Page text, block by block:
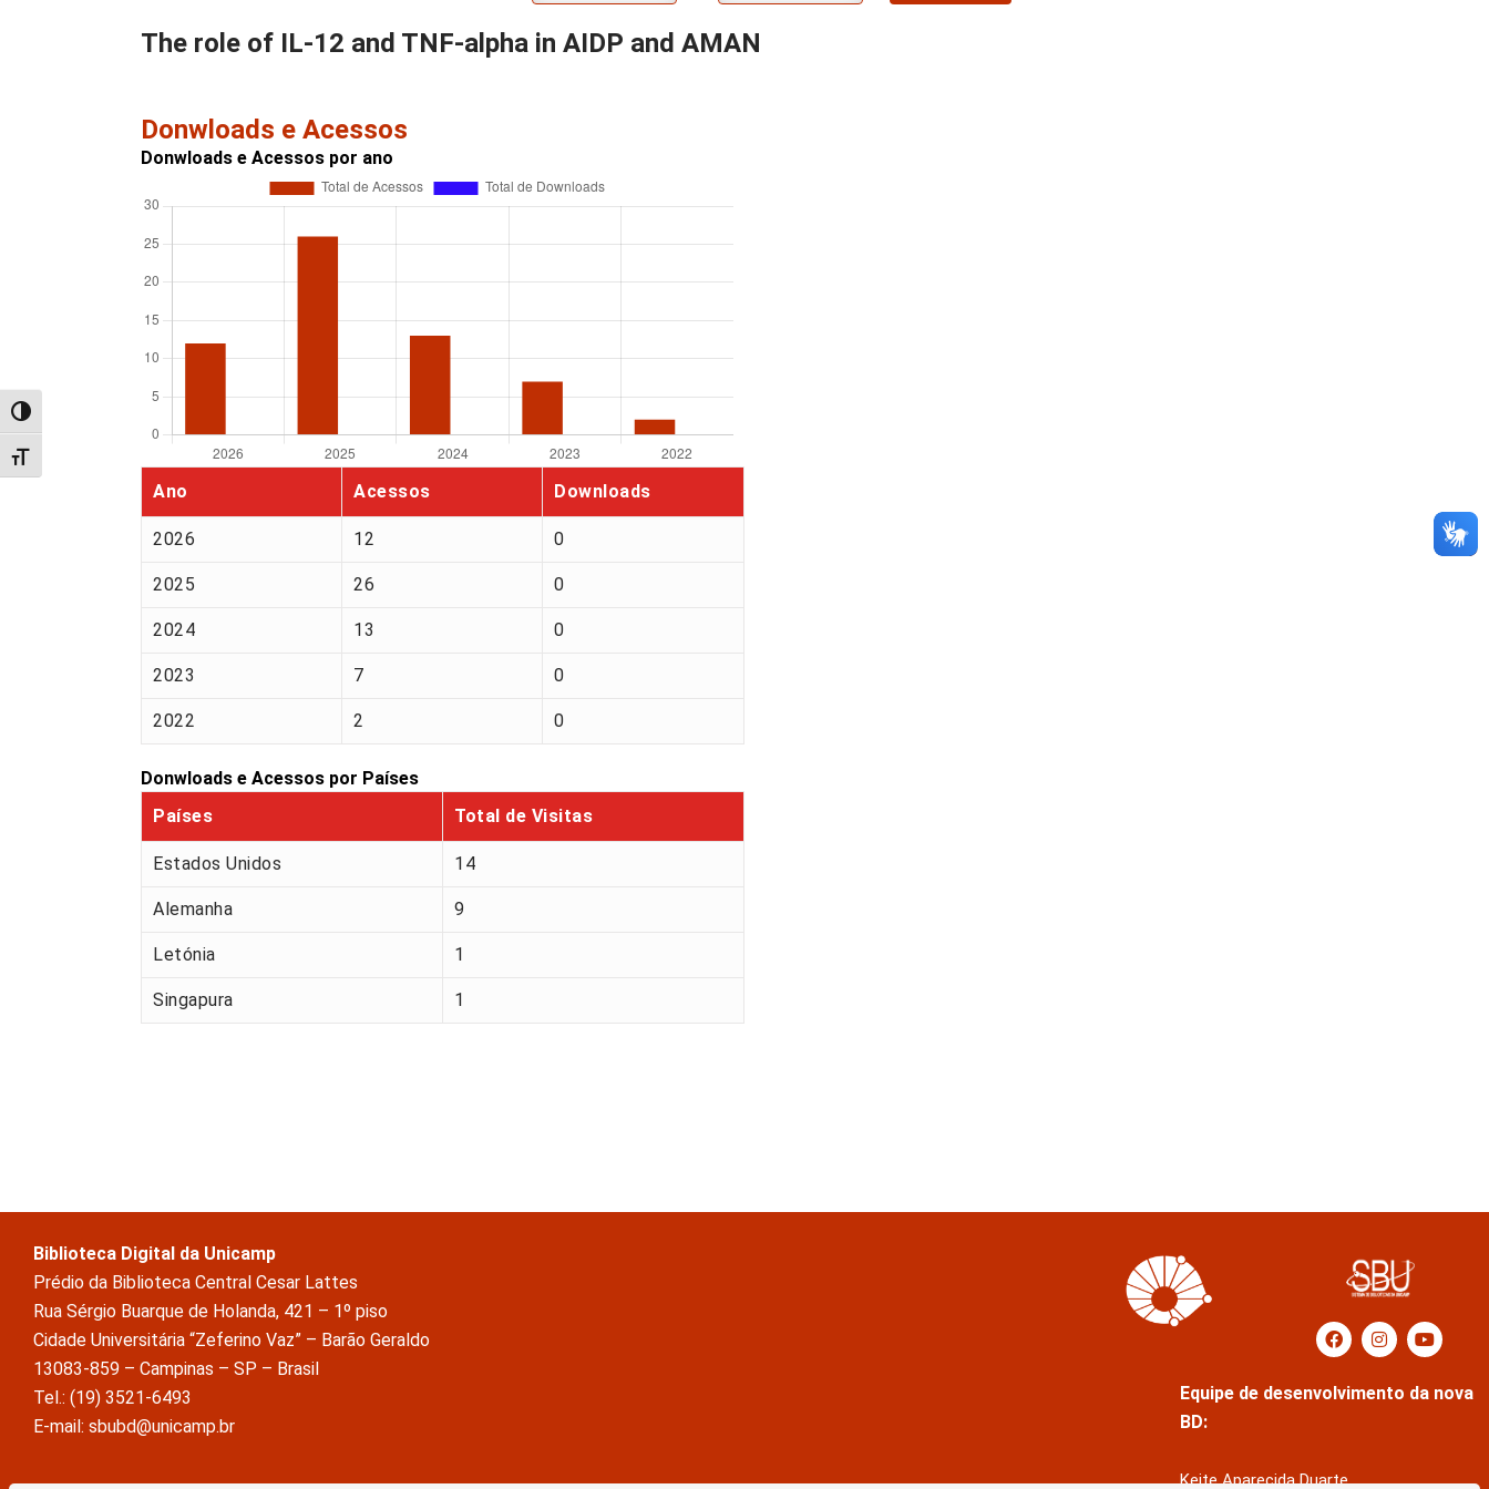
Alternar alto contraste
Alternar tamanho da fonte
The role of IL-12 and TNF-alpha in AIDP and AMAN
Donwloads e Acessos
Donwloads e Acessos por ano
Ano Acessos Downloads
2026 12 0
2025 26 0
2024 13 0
2023 7 0
2022 2 0
Donwloads e Acessos por Países
Países
Total de Visitas
Estados Unidos 14
Alemanha 9
Letónia 1
Singapura 1
Biblioteca Digital da Unicamp
Prédio da Biblioteca Central Cesar Lattes
Rua Sérgio Buarque de Holanda, 421 – 1º piso
Cidade Universitária “Zeferino Vaz” – Barão Geraldo
13083-859 – Campinas – SP – Brasil
Tel.: (19) 3521-6493
E-mail: sbubd@unicamp.br
Equipe de desenvolvimento da nova
BD:
Keite Aparecida Duarte